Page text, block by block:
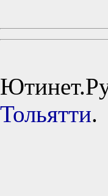
Тольятти.